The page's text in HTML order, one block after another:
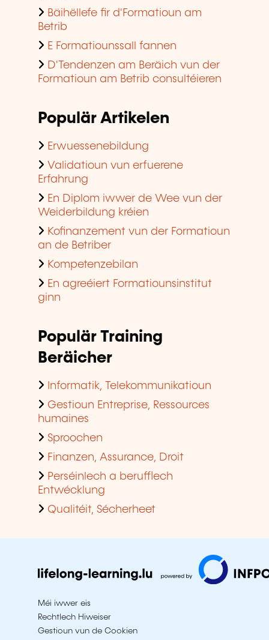
Bäihëllefe fir d'Formatioun am
Betrib
E Formatiounssall fannen
D'Tendenzen am Beräich vun der
Formatioun am Betrib consultéieren
Populär Artikelen
Erwuessenebildung
Validatioun vun erfuerene
Erfahrung
En Diplom iwwer de Wee vun der
Weiderbildung kréien
Kofinanzement vun der Formatioun
an de Betriber
Kompetenzebilan
En agreéiert Formatiounsinstitut
ginn
Populär Training
Beräicher
Informatik, Telekommunikatioun
Gestioun Entreprise, Ressources
humaines
Sproochen
Finanzen, Assurance, Droit
Perséinlech a berufflech
Entwécklung
Qualitéit, Sécherheet
Méi iwwer eis
Rechtlech Hiweiser
Gestioun vun de Cookien